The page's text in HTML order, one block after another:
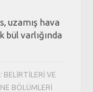
uzamış hava
bül varlığında
BELIRTILERI VE
BÖLÜMLERI